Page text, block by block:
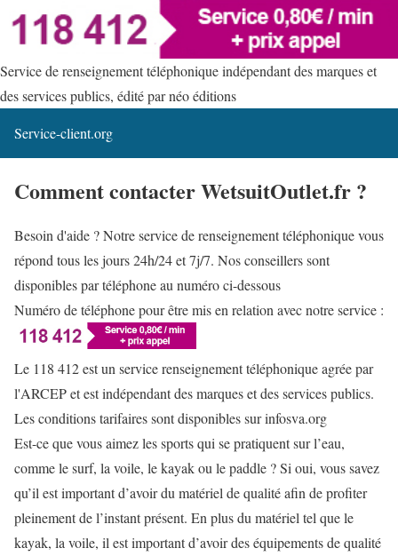
Service de renseignement téléphonique indépendant des marques et
des services publics, édité par néo éditions
Service-client.org
Comment contacter WetsuitOutlet.fr ?
Besoin d'aide ? Notre service de renseignement téléphonique vous
répond tous les jours 24h/24 et 7j/7. Nos conseillers sont
disponibles par téléphone au numéro ci-dessous
Numéro de téléphone pour être mis en relation avec notre service :
Le 118 412 est un service renseignement téléphonique agrée par
l'ARCEP et est indépendant des marques et des services publics.
Les conditions tarifaires sont disponibles sur infosva.org
Est-ce que vous aimez les sports qui se pratiquent sur l’eau,
comme le surf, la voile, le kayak ou le paddle ? Si oui, vous savez
qu’il est important d’avoir du matériel de qualité afin de profiter
pleinement de l’instant présent. En plus du matériel tel que le
kayak, la voile, il est important d’avoir des équipements de qualité